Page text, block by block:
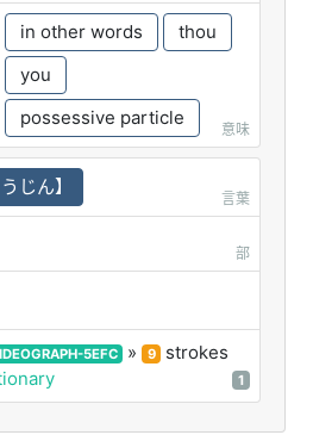
in other words
thou
you
possessive particle
意味
じん】
言葉
部
5EFC » 9
strokes
1